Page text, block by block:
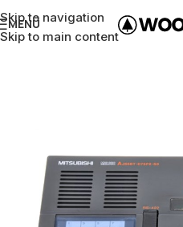
Skip to navigation
Skip to main content
MENÜ